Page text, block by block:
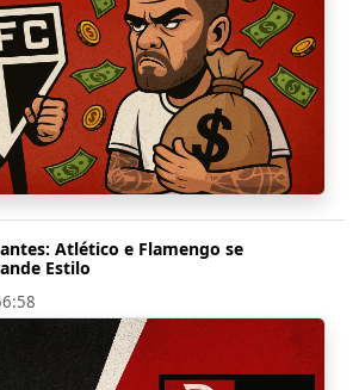
Atlético e Flamengo se
Estilo